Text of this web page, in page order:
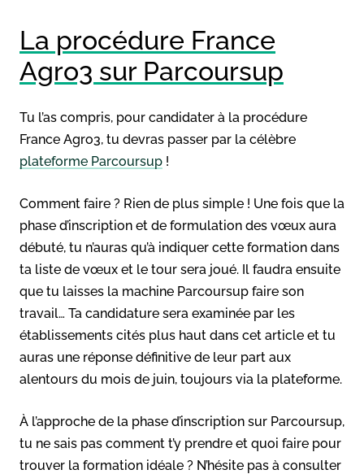
La procédure France
Agro3 sur Parcoursup
Tu l’as compris, pour candidater à la procédure
France Agro3, tu devras passer par la célèbre
plateforme Parcoursup !
Comment faire ? Rien de plus simple ! Une fois que la
phase d’inscription et de formulation des vœux aura
débuté, tu n’auras qu’à indiquer cette formation dans
ta liste de vœux et le tour sera joué. Il faudra ensuite
que tu laisses la machine Parcoursup faire son
travail… Ta candidature sera examinée par les
établissements cités plus haut dans cet article et tu
auras une réponse définitive de leur part aux
alentours du mois de juin, toujours via la plateforme.
À l’approche de la phase d’inscription sur Parcoursup,
tu ne sais pas comment t’y prendre et quoi faire pour
trouver la formation idéale ? N’hésite pas à consulter